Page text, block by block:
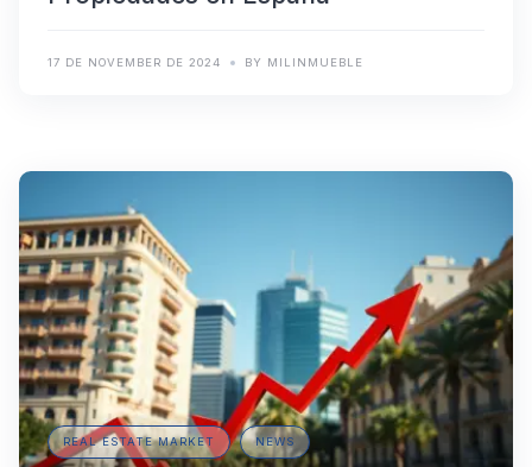
17 DE NOVEMBER DE 2024 BY MILINMUEBLE
REAL ESTATE MARKET NEWS